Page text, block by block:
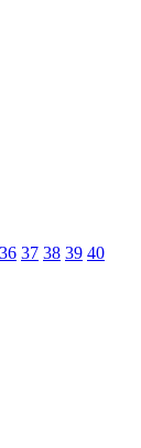
36 37 38 39 40